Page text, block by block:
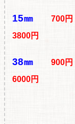
15㎜
700
3800円
38㎜
900
6000円